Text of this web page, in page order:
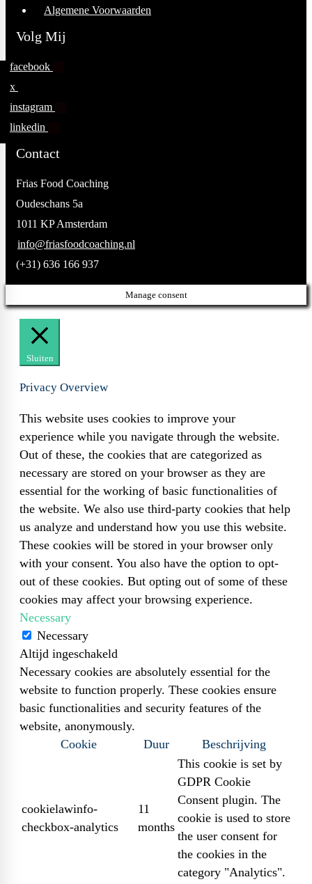
Algemene Voorwaarden
Volg Mij
facebook
x
instagram
linkedin
Contact
Frias Food Coaching
Oudeschans 5a
1011 KP Amsterdam
info@friasfoodcoaching.nl
(+31) 636 166 937
Manage consent
Sluiten
Privacy Overview
This website uses cookies to improve your
experience while you navigate through the website.
Out of these, the cookies that are categorized as
necessary are stored on your browser as they are
essential for the working of basic functionalities of
the website. We also use third-party cookies that help
us analyze and understand how you use this website.
These cookies will be stored in your browser only
with your consent. You also have the option to opt-
out of these cookies. But opting out of some of these
cookies may affect your browsing experience.
Necessary
Necessary
Altijd ingeschakeld
Necessary cookies are absolutely essential for the
website to function properly. These cookies ensure
basic functionalities and security features of the
website, anonymously.
Cookie
Duur Beschrijving
cookielawinfo-
checkbox-analytics
11
months
This cookie is set by
GDPR Cookie
Consent plugin. The
cookie is used to store
the user consent for
the cookies in the
category "Analytics".